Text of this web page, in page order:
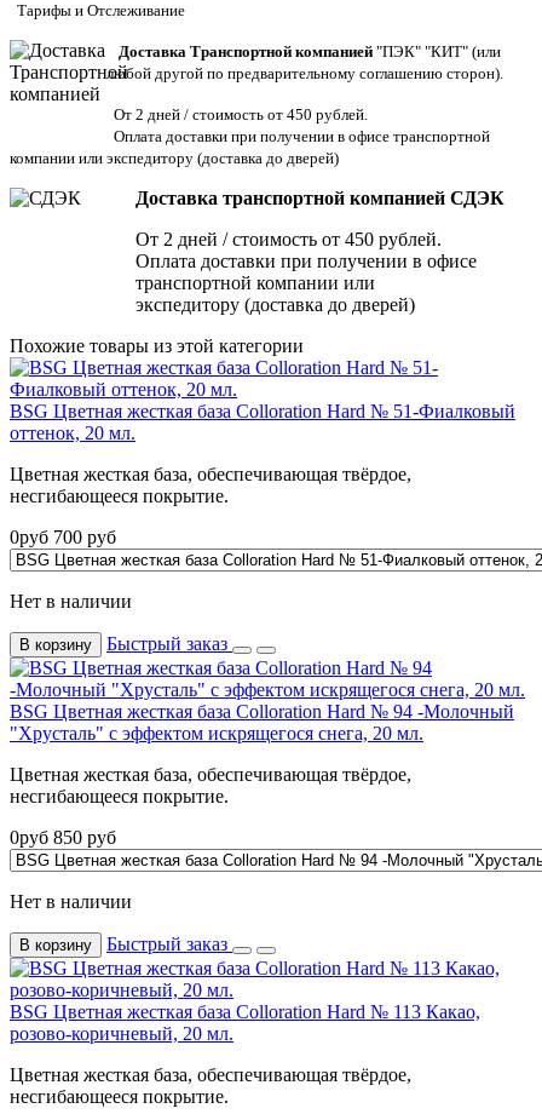
Тарифы и Отслеживание
Доставка Транспортной компанией "ПЭК" "КИТ" (или
любой другой по предварительному соглашению сторон).
От 2 дней / стоимость от 450 рублей.
Оплата доставки при получении в офисе транспортной
компании или экспедитору (доставка до дверей)
Доставка транспортной компанией СДЭК
От 2 дней / стоимость от 450 рублей.
Оплата доставки при получении в офисе
транспортной компании или
экспедитору (доставка до дверей)
Похожие товары из этой категории
BSG Цветная жесткая база Colloration Hard № 51-Фиалковый
оттенок, 20 мл.
Цветная жесткая база, обеспечивающая твёрдое,
несгибающееся покрытие.
0руб 700 руб
Нет в наличии
В корзину Быстрый заказ
BSG Цветная жесткая база Colloration Hard № 94 -Молочный
"Хрусталь" с эффектом искрящегося снега, 20 мл.
Цветная жесткая база, обеспечивающая твёрдое,
несгибающееся покрытие.
0руб 850 руб
Нет в наличии
В корзину Быстрый заказ
BSG Цветная жесткая база Colloration Hard № 113 Какао,
розово-коричневый, 20 мл.
Цветная жесткая база, обеспечивающая твёрдое,
несгибающееся покрытие.